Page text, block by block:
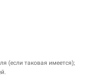
(если таковая имеется);